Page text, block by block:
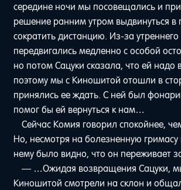
середине ночи мы посовещались и
решение ранним утром выдвинуться в
сократить дистанцию. Из-за
передвигались медленно с особой
но потом Сацуки сказала, что ей надо
поэтому мы с Киношитой отошли в
принялись ее ждать. C ней был
помог бы ей вернуться к нам…
Сейчас Комия говорил спокойнее,
Но, несмотря на болезненную
нему было видно, что он переживает
— …Ожидая возвращения Сацуки,
Киношитой смотрели на склон и